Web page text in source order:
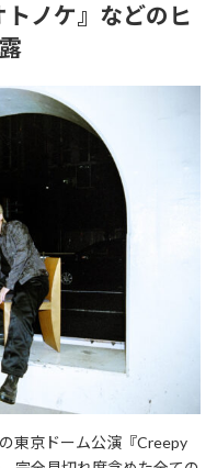
ノケ』などのヒ
東京ドーム公演『Creepy